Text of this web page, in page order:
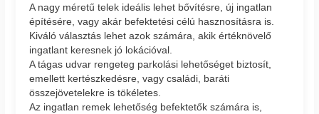
A nagy méretű telek ideális lehet bővítésre, új ingatlan
építésére, vagy akár befektetési célú hasznosításra is.
Kiváló választás lehet azok számára, akik értéknövelő
ingatlant keresnek jó lokációval.
A tágas udvar rengeteg parkolási lehetőséget biztosít,
emellett kertészkedésre, vagy családi, baráti
összejövetelekre is tökéletes.
Az ingatlan remek lehetőség befektetők számára is,